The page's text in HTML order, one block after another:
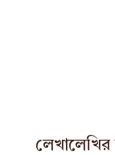
লেখালেখির